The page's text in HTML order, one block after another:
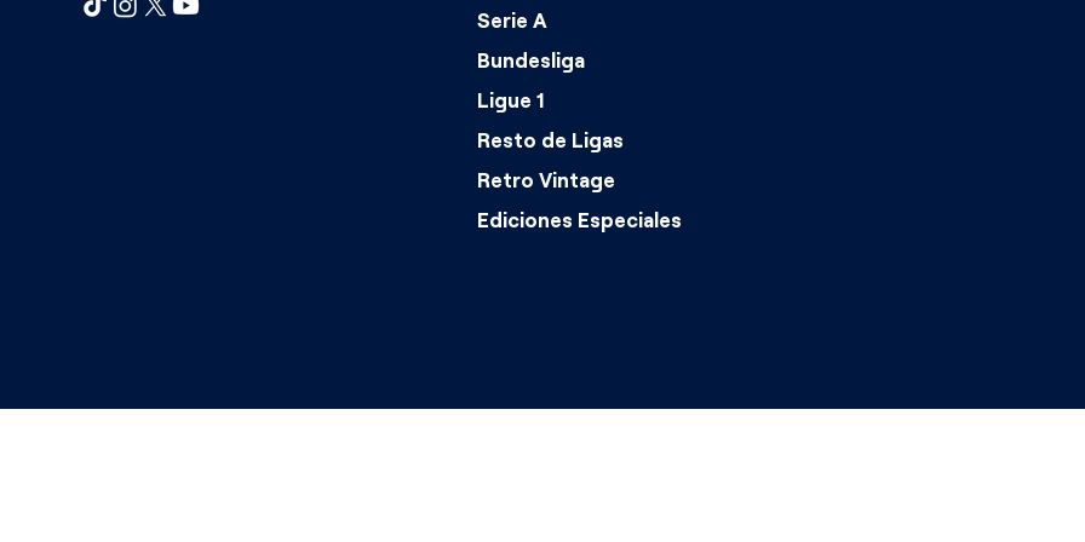
Serie A
Bundesliga
Ligue 1
Resto de Ligas
Retro Vintage
Ediciones Especiales